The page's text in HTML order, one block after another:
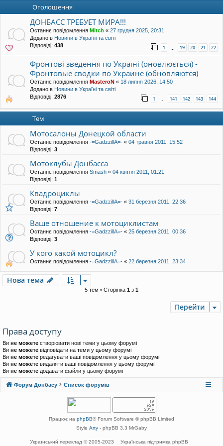
Оголошення
ДОНБАСС ТРЕБУЕТ МИРА!!!
Останнє повідомлення Mitch « 27 грудня 2025, 20:31
Додано в Новини в Україні та світі
Відповіді: 438 1 … 19 20 21 22
Фронтові зведення по Україні (оновлюється) -
Фронтовые сводки по Украине (обновляются)
Останнє повідомлення MasteroN « 18 липня 2026, 14:50
Додано в Новини в Україні та світі
Відповіді: 2876 1 … 141 142 143 144
Тем
Мотосалоны Донецкой области
Останнє повідомлення -=GadzzillA=- « 04 травня 2011, 15:52
Відповіді: 3
Мотоклубы Донбасса
Останнє повідомлення Smash « 04 квітня 2011, 01:21
Відповіді: 1
Квадроциклы
Останнє повідомлення -=GadzzillA=- « 31 березня 2011, 22:36
Відповіді: 7
Ваше отношение к мотоциклистам
Останнє повідомлення -=GadzzillA=- « 25 березня 2011, 00:36
Відповіді: 3
У кого какой мотоцикл?
Останнє повідомлення -=GadzzillA=- « 22 березня 2011, 23:34
Нова тема
5 тем • Сторінка 1 з 1
Перейти
Права доступу
Ви не можете створювати нові теми у цьому форумі
Ви не можете відповідати на теми у цьому форумі
Ви не можете редагувати ваші повідомлення у цьому форумі
Ви не можете видаляти ваші повідомлення у цьому форумі
Ви не можете додавати файли у цьому форумі
Форум Донбасу Список форумів
Працює на phpBB® Forum Software © phpBB Limited
Style Arty - phpBB 3.3 MrGaby
Український переклад © 2005-2023 Українська підтримка phpBB